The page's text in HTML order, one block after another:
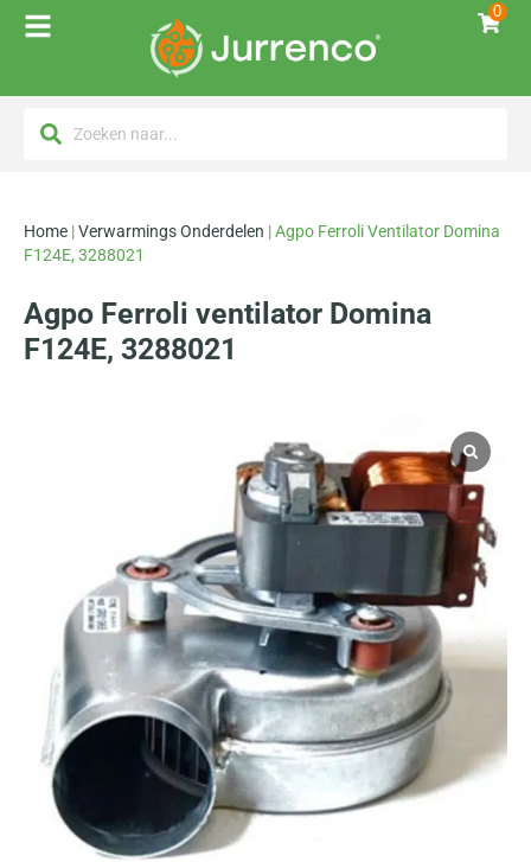
0
Home |Verwarmings Onderdelen |Agpo Ferroli Ventilator Domina
F124E, 3288021
Agpo Ferroli ventilator Domina
F124E, 3288021